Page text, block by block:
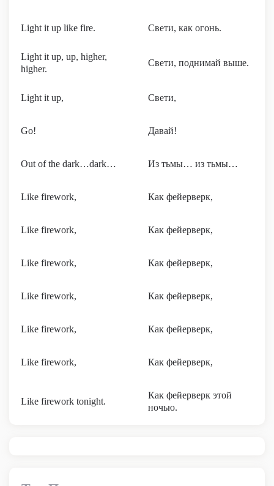
Light it up like fire. Свети, как огонь.
Light it up, up, higher,
higher.
Свети, поднимай выше.
Light it up, Свети,
Go! Давай!
Out of the dark…dark… Из тьмы… из тьмы…
Like firework, Как фейерверк,
Like firework, Как фейерверк,
Like firework, Как фейерверк,
Like firework, Как фейерверк,
Like firework, Как фейерверк,
Like firework, Как фейерверк,
Like firework tonight.
Как фейерверк этой
ночью.